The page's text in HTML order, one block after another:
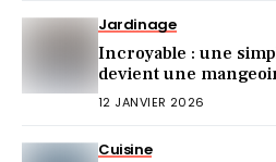
Jardinage
Incroyable : une
devient une
12 JANVIER 2026
Cuisine